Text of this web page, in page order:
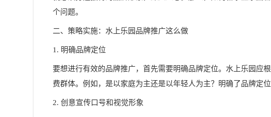
个问题。
二、策略实施：水上乐园品牌推广这么做
1. 明确品牌定位
要想进行有效的品牌推广，首先需要明确品牌定位。水上乐园应
费群体。例如，是以家庭为主还是以年轻人为主？明确了品牌定
2. 创意宣传口号和视觉形象